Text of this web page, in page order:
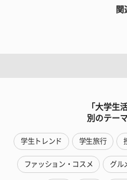
関
「大学生
別のテー
学生トレンド 学生旅行
ファッション・コスメ グル